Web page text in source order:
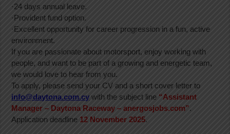
·24 days annual leave.
·Provident fund option.
·Excellent opportunity for career progression in a fun, active
environment.
If you are passionate about motorsport, enjoy working with
people, and want to be part of a growing and energetic team,
we would love to hear from you.
To apply, please send your CV and a short cover letter to
info@daytona.com.cy with the subject line “Assistant
Manager – Daytona Raceway – anergosjobs.com”.
Application deadline 12 November 2025.